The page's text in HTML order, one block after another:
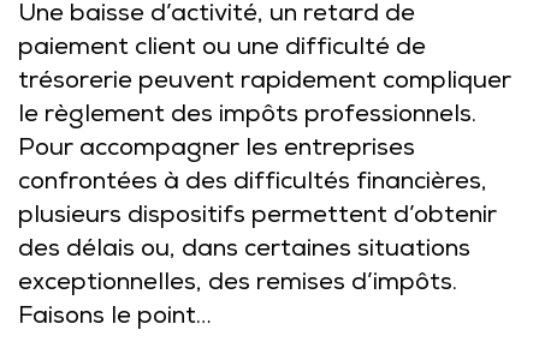
Une baisse d’activité, un retard de
paiement client ou une difficulté de
trésorerie peuvent rapidement compliquer
le règlement des impôts professionnels.
Pour accompagner les entreprises
confrontées à des difficultés financières,
plusieurs dispositifs permettent d’obtenir
des délais ou, dans certaines situations
exceptionnelles, des remises d’impôts.
Faisons le point…